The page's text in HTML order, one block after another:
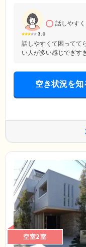
3.0
話しやすく
話しやすくて困ってて
い人が多い感じでぎす
空き状況を知
空室2室